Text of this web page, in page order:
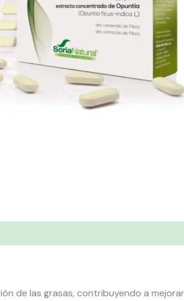
de las grasas, contribuyendo a